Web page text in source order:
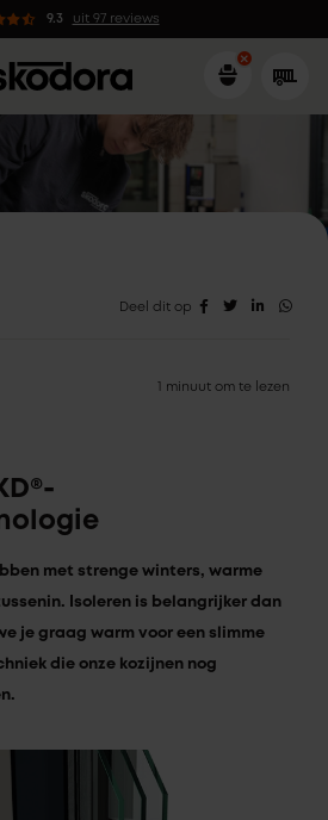
9.3 uit 97 reviews
Deel dit op
1 minuut om te lezen
met strenge winters, warme
Isoleren is belangrijker dan
je graag warm voor een slimme
die onze kozijnen nog